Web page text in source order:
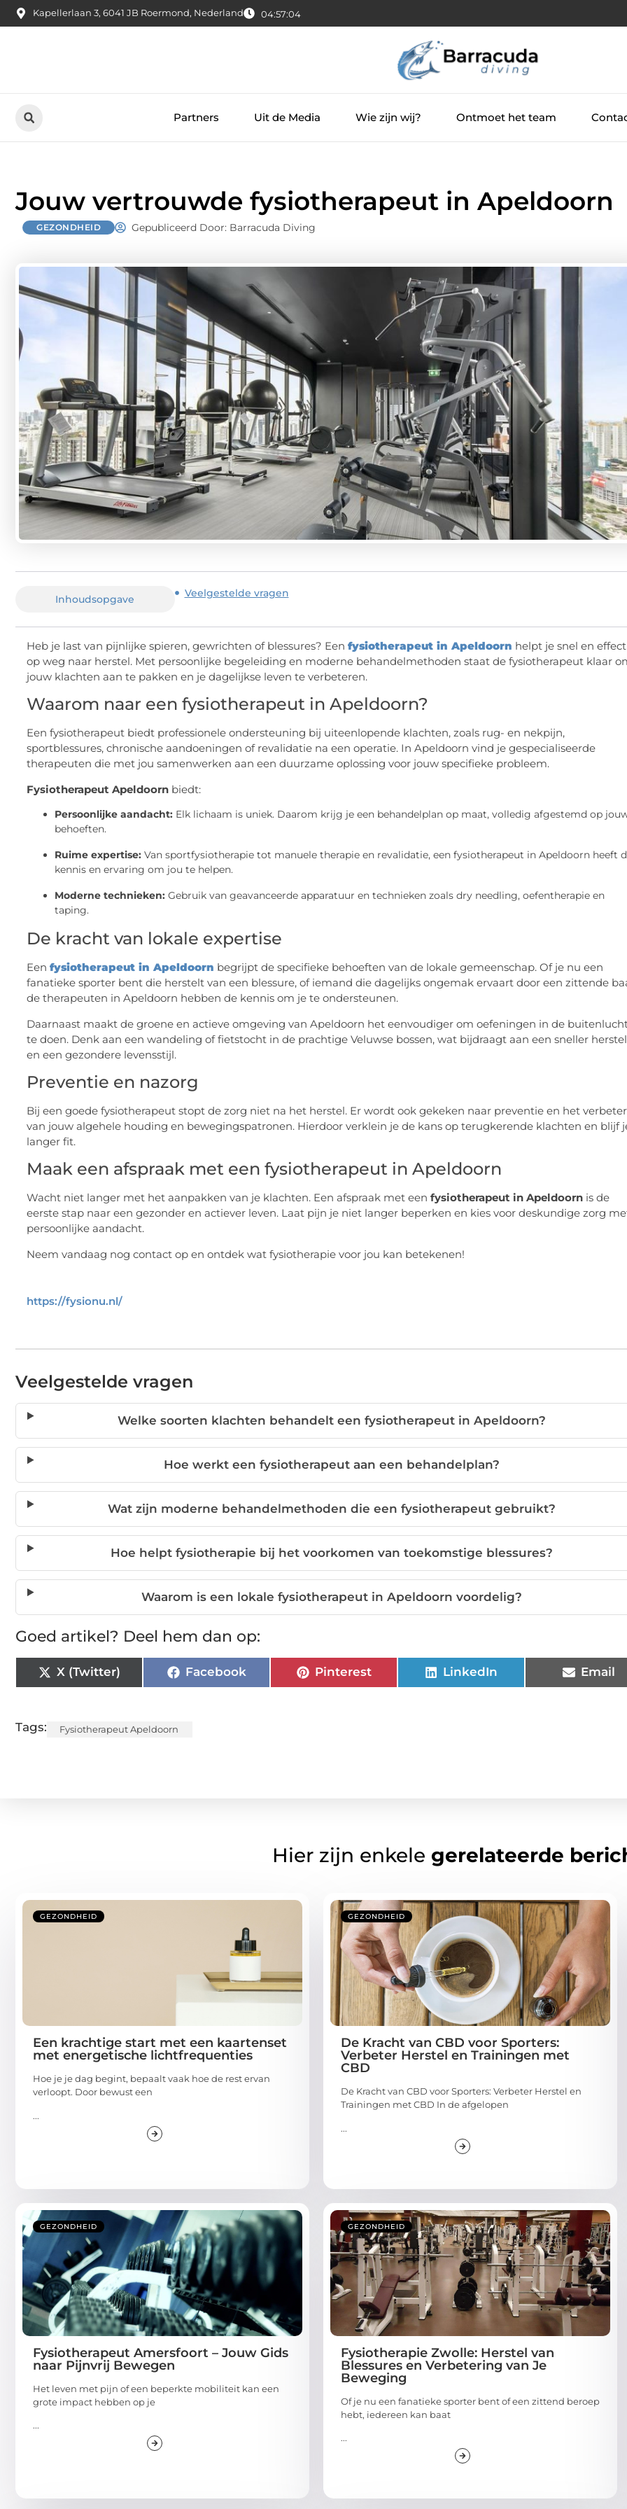
Kapellerlaan 3, 6041 JB Roermond, Nederland 04:57:05
Partners Uit de Media Wie zijn wij? Ontmoet het team
Jouw vertrouwde fysiotherapeut in Apeldoorn
GEZONDHEID Gepubliceerd Door: Barracuda Diving
Inhoudsopgave Veelgestelde vragen
Heb je last van pijnlijke spieren, gewrichten of blessures? Een fysiotherapeut in Apeldoorn helpt je snel en
op weg naar herstel. Met persoonlijke begeleiding en moderne behandelmethoden staat de fysiotherapeut klaar
jouw klachten aan te pakken en je dagelijkse leven te verbeteren.
Waarom naar een fysiotherapeut in Apeldoorn?
Een fysiotherapeut biedt professionele ondersteuning bij uiteenlopende klachten, zoals rug- en nekpijn,
sportblessures, chronische aandoeningen of revalidatie na een operatie. In Apeldoorn vind je gespecialiseerde
therapeuten die met jou samenwerken aan een duurzame oplossing voor jouw specifieke probleem.
Fysiotherapeut Apeldoorn biedt:
Persoonlijke aandacht: Elk lichaam is uniek. Daarom krijg je een behandelplan op maat, volledig afgestemd op
behoeften.
Ruime expertise: Van sportfysiotherapie tot manuele therapie en revalidatie, een fysiotherapeut in Apeldoorn heeft
kennis en ervaring om jou te helpen.
Moderne technieken: Gebruik van geavanceerde apparatuur en technieken zoals dry needling, oefentherapie en
taping.
De kracht van lokale expertise
Een fysiotherapeut in Apeldoorn begrijpt de specifieke behoeften van de lokale gemeenschap. Of je nu een
fanatieke sporter bent die herstelt van een blessure, of iemand die dagelijks ongemak ervaart door een zittende
de therapeuten in Apeldoorn hebben de kennis om je te ondersteunen.
Daarnaast maakt de groene en actieve omgeving van Apeldoorn het eenvoudiger om oefeningen in de buitenlucht
te doen. Denk aan een wandeling of fietstocht in de prachtige Veluwse bossen, wat bijdraagt aan een sneller herstel
en een gezondere levensstijl.
Preventie en nazorg
Bij een goede fysiotherapeut stopt de zorg niet na het herstel. Er wordt ook gekeken naar preventie en het
van jouw algehele houding en bewegingspatronen. Hierdoor verklein je de kans op terugkerende klachten en blijf
langer fit.
Maak een afspraak met een fysiotherapeut in Apeldoorn
Wacht niet langer met het aanpakken van je klachten. Een afspraak met een fysiotherapeut in Apeldoorn is de
eerste stap naar een gezonder en actiever leven. Laat pijn je niet langer beperken en kies voor deskundige zorg
persoonlijke aandacht.
Neem vandaag nog contact op en ontdek wat fysiotherapie voor jou kan betekenen!
https://fysionu.nl/
Veelgestelde vragen
Welke soorten klachten behandelt een fysiotherapeut in Apeldoorn?
Hoe werkt een fysiotherapeut aan een behandelplan?
Wat zijn moderne behandelmethoden die een fysiotherapeut gebruikt?
Hoe helpt fysiotherapie bij het voorkomen van toekomstige blessures?
Waarom is een lokale fysiotherapeut in Apeldoorn voordelig?
Goed artikel? Deel hem dan op:
X (Twitter) Facebook Pinterest LinkedIn Email
Tags: Fysiotherapeut Apeldoorn
Hier zijn enkele gerelateerde
GEZONDHEID
Een krachtige start met een kaartenset
met energetische lichtfrequenties
Hoe je je dag begint, bepaalt vaak hoe de rest ervan
verloopt. Door bewust een
...
GEZONDHEID
De Kracht van CBD voor Sporters:
Verbeter Herstel en Trainingen met
CBD
De Kracht van CBD voor Sporters: Verbeter Herstel en
Trainingen met CBD In de afgelopen
...
GEZONDHEID
Fysiotherapeut Amersfoort – Jouw Gids
naar Pijnvrij Bewegen
Het leven met pijn of een beperkte mobiliteit kan een
grote impact hebben op je
...
GEZONDHEID
Fysiotherapie Zwolle: Herstel van
Blessures en Verbetering van Je
Beweging
Of je nu een fanatieke sporter bent of een zittend beroep
hebt, iedereen kan baat
...